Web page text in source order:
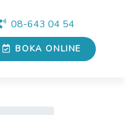
08-643 04 54
BOKAONLINE